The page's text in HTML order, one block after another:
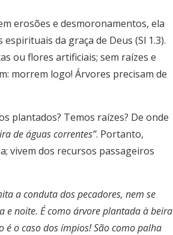
erosões e desmoronamentos, ela
da graça de Deus (Sl 1.3).
ou flores artificiais; sem raízes e
morrem logo! Árvores precisam de
plantados? Temos raízes? De onde
de águas correntes”. Portanto,
vivem dos recursos passageiros
a conduta dos pecadores, nem se
e noite. É como árvore plantada à beira
o caso dos ímpios! São como palha